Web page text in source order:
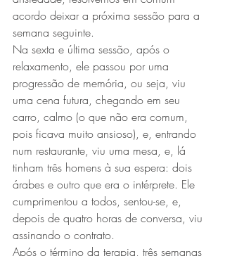
acordo deixar a próxima sessão para a
semana seguinte.
Na sexta e última sessão, após o
relaxamento, ele passou por uma
progressão de memória, ou seja, viu
uma cena futura, chegando em seu
carro, calmo (o que não era comum,
pois ficava muito ansioso), e, entrando
num restaurante, viu uma mesa, e, lá
tinham três homens à sua espera: dois
árabes e outro que era o intérprete. Ele
cumprimentou a todos, sentou-se, e,
depois de quatro horas de conversa, viu
assinando o contrato.
Após o término da terapia, três semanas